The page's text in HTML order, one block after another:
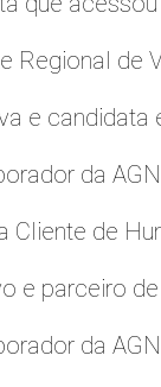
Regional de
e candidata
da
Cliente de
e parceiro
da